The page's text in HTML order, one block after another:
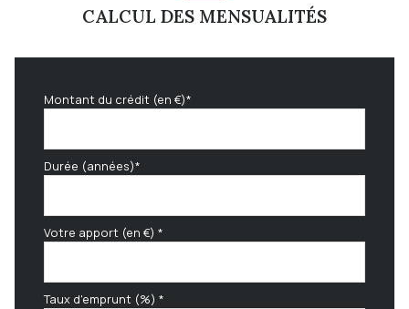
CALCUL DES MENSUALITÉS
Montant du crédit (en €)*
Durée (années)*
Votre apport (en €) *
Taux d'emprunt (%) *